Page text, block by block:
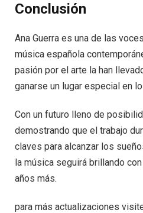
Conclusión
Ana Guerra es una de las
música española
pasión por el arte la han
ganarse un lugar especial en
Con un futuro lleno de
demostrando que el trabajo
claves para alcanzar los
la música seguirá brillando
años más.
para más actualizaciones